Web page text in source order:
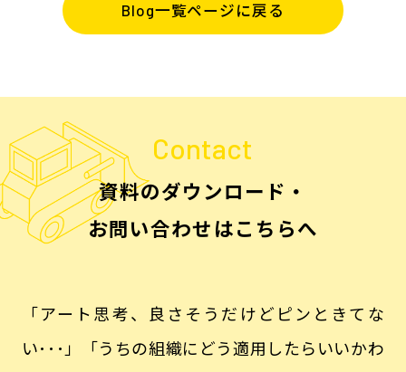
Blog一覧ページに戻る
Contact
資料のダウンロード・
お問い合わせはこちらへ
「アート思考、良さそうだけどピンときてな
い･･･」「うちの組織にどう適用したらいいかわ